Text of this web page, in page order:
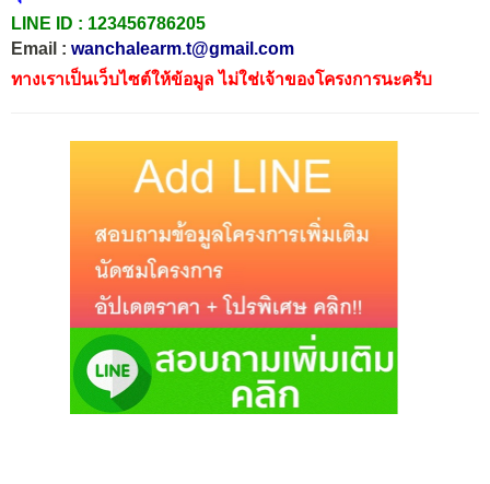
LINE ID : 123456786205
Email : wanchalearm.t@gmail.com
ทางเราเป็นเว็บไซต์ให้ข้อมูล ไม่ใช่เจ้าของโครงการนะครับ